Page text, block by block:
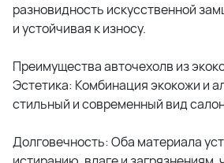
разновидность искусственной
и устойчивая к износу.
Преимущества авточехолв из
Эстетика: Комбинация экокожи и
стильный и современный вид
Долговечность: Оба материала